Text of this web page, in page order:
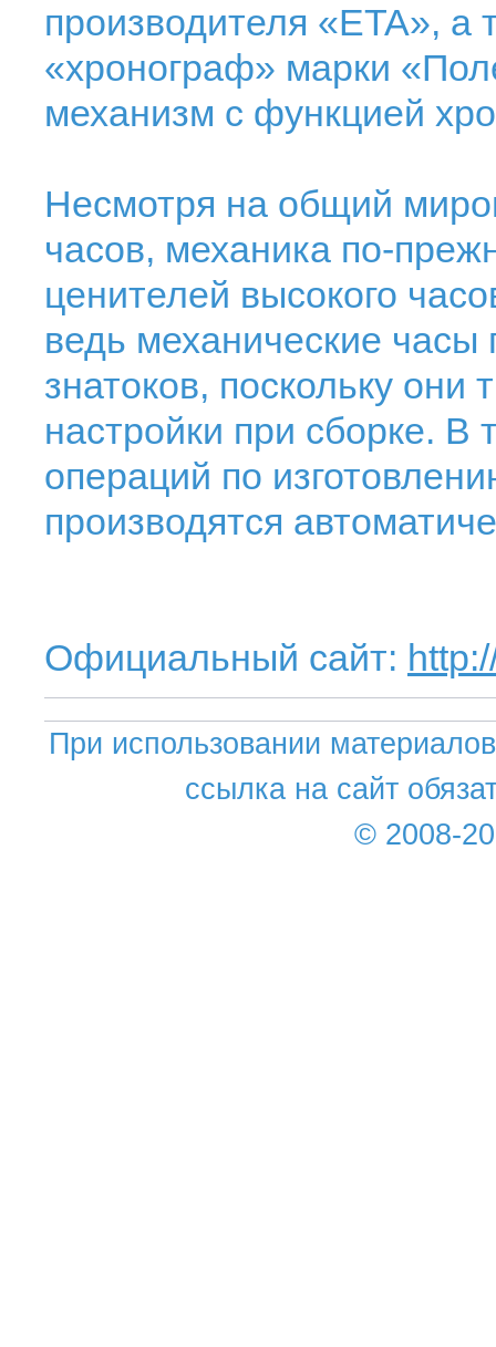
производителя «ETA», а
«хронограф» марки
механизм с функцией
Несмотря на общий
часов, механика по-
ценителей высокого
ведь механические
знатоков, поскольку они
настройки при сборке. В
операций по
производятся
Официальный сайт:
При использовании
ссылка на сайт
© 2008-